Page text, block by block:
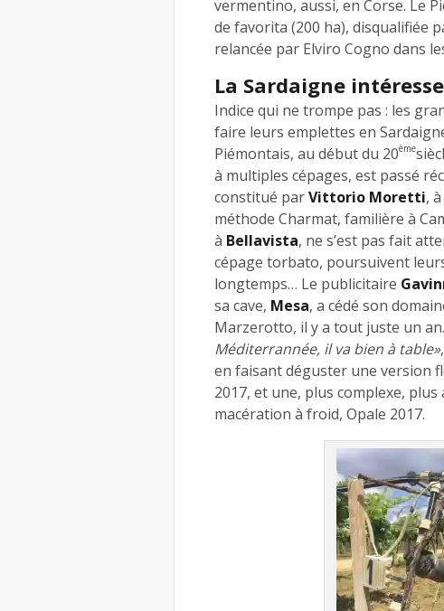
vermentino, aussi, en Corse. Le
de favorita (200 ha), disqualifiée
relancée par Elviro Cogno dans
La Sardaigne
Indice qui ne trompe pas : les
faire leurs emplettes en
Piémontais, au début du 20ème
à multiples cépages, est passé
constitué parVittorio Moretti,
méthode Charmat, familière à
à Bellavista, ne s’est pas fait
cépage torbato, poursuivent
longtemps… Le publicitaire
sa cave, Mesa, a cédé son
Marzerotto, il y a tout juste un an.
Méditerrannée, il va bien à table»
en faisant déguster une version
2017, et une, plus complexe,
macération à froid, Opale 2017.